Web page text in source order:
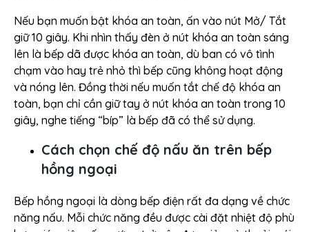
Nếu bạn muốn bật khóa an toàn, ấn vào nút Mở/ Tắt
giữ 10 giây. Khi nhìn thấy đèn ở nút khóa an toàn sáng
lên là bếp dã được khóa an toàn, dù ban có vô tình
chạm vào hay trẻ nhỏ thì bếp cũng không hoạt động
và nóng lên. Đồng thời nếu muốn tắt chế độ khóa an
toàn, bạn chỉ cần giữ tay ở nút khóa an toàn trong 10
giây, nghe tiếng “bíp” là bếp đã có thể sử dụng.
Cách chọn chế độ nấu ăn trên bếp
hồng ngoại
Bếp hồng ngoại là dòng bếp điện rất đa dạng về chức
năng nấu. Mỗi chức năng đều được cài đặt nhiệt độ phù